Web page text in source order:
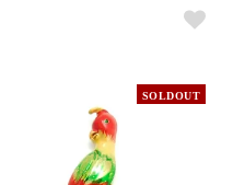
SOLDOUT